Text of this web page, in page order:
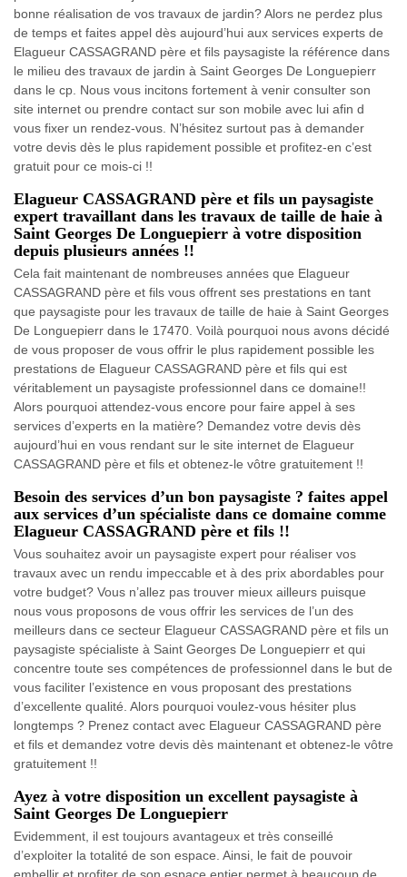
bonne réalisation de vos travaux de jardin? Alors ne perdez plus
de temps et faites appel dès aujourd’hui aux services experts de
Elagueur CASSAGRAND père et fils paysagiste la référence dans
le milieu des travaux de jardin à Saint Georges De Longuepierr
dans le cp. Nous vous incitons fortement à venir consulter son
site internet ou prendre contact sur son mobile avec lui afin d
vous fixer un rendez-vous. N’hésitez surtout pas à demander
votre devis dès le plus rapidement possible et profitez-en c’est
gratuit pour ce mois-ci !!
Elagueur CASSAGRAND père et fils un paysagiste
expert travaillant dans les travaux de taille de haie à
Saint Georges De Longuepierr à votre disposition
depuis plusieurs années !!
Cela fait maintenant de nombreuses années que Elagueur
CASSAGRAND père et fils vous offrent ses prestations en tant
que paysagiste pour les travaux de taille de haie à Saint Georges
De Longuepierr dans le 17470. Voilà pourquoi nous avons décidé
de vous proposer de vous offrir le plus rapidement possible les
prestations de Elagueur CASSAGRAND père et fils qui est
véritablement un paysagiste professionnel dans ce domaine!!
Alors pourquoi attendez-vous encore pour faire appel à ses
services d’experts en la matière? Demandez votre devis dès
aujourd’hui en vous rendant sur le site internet de Elagueur
CASSAGRAND père et fils et obtenez-le vôtre gratuitement !!
Besoin des services d’un bon paysagiste ? faites appel
aux services d’un spécialiste dans ce domaine comme
Elagueur CASSAGRAND père et fils !!
Vous souhaitez avoir un paysagiste expert pour réaliser vos
travaux avec un rendu impeccable et à des prix abordables pour
votre budget? Vous n’allez pas trouver mieux ailleurs puisque
nous vous proposons de vous offrir les services de l’un des
meilleurs dans ce secteur Elagueur CASSAGRAND père et fils un
paysagiste spécialiste à Saint Georges De Longuepierr et qui
concentre toute ses compétences de professionnel dans le but de
vous faciliter l’existence en vous proposant des prestations
d’excellente qualité. Alors pourquoi voulez-vous hésiter plus
longtemps ? Prenez contact avec Elagueur CASSAGRAND père
et fils et demandez votre devis dès maintenant et obtenez-le vôtre
gratuitement !!
Ayez à votre disposition un excellent paysagiste à
Saint Georges De Longuepierr
Evidemment, il est toujours avantageux et très conseillé
d’exploiter la totalité de son espace. Ainsi, le fait de pouvoir
embellir et profiter de son espace entier permet à beaucoup de